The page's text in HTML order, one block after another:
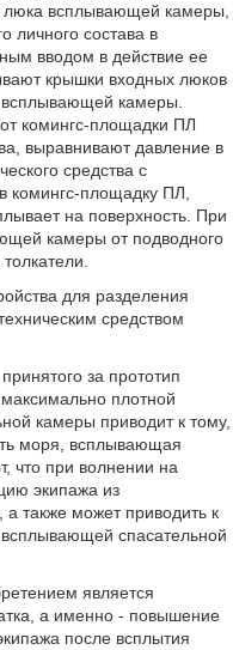
люка всплывающей камеры,
личного состава в
вводом в действие ее
крышки входных люков
всплывающей камеры.
комингс-площадки ПЛ
выравнивают давление в
средства с
площадку ПЛ,
на поверхность. При
камеры от подводного
для разделения
средством
за прототип
плотной
камеры приводит к тому,
моря, всплывающая
что при волнении на
экипажа из
также может приводить к
спасательной
является
а именно - повышение
после всплытия